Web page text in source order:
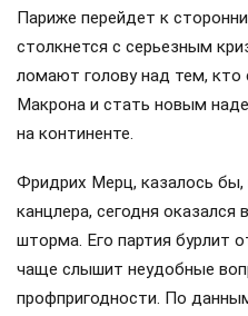
Париже перейдет к
столкнется с серьезным
ломают голову над тем,
Макрона и стать новым
на континенте.
Фридрих Мерц, казалось бы,
канцлера, сегодня оказался
шторма. Его партия бурлит
чаще слышит неудобные
профпригодности. По